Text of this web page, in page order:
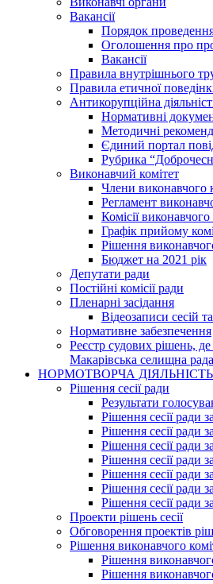
Вакансії
Порядок
Оголошення про
Вакансії
Правила внутрішнього
Правила етичної
Антикорупційна
Нормативні
Методичні
Єдиний портал
Рубрика
Виконавчий комітет
Члени виконавчого
Регламент
Комісії виконавчого
Графік прийому
Рішення
Бюджет на 2021 рік
Депутати ради
Постійні комісії ради
Пленарні засідання
Відеозаписи сесій
Нормативне забезпечення
Реєстр судових рішень,
Макарівська селищна рада
НОРМОТВОРЧА ДІЯЛЬНІСТЬ
Рішення сесії ради
Результати
Рішення сесії ради
Рішення сесії ради
Рішення сесії ради
Рішення сесії ради
Рішення сесії ради
Рішення сесії ради
Рішення сесії ради
Проекти рішень сесії
Обговорення проектів
Рішення виконавчого
Рішення
Рішення